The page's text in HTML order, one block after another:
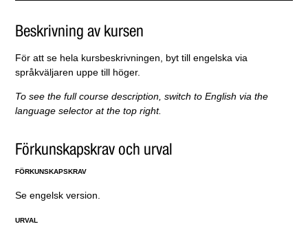
Beskrivning av kursen
För att se hela kursbeskrivningen, byt till engelska via
språkväljaren uppe till höger.
To see the full course description, switch to Englishvia the
language selector at the top right.
Förkunskapskrav och urval
FÖRKUNSKAPSKRAV
Se engelsk version.
URVAL